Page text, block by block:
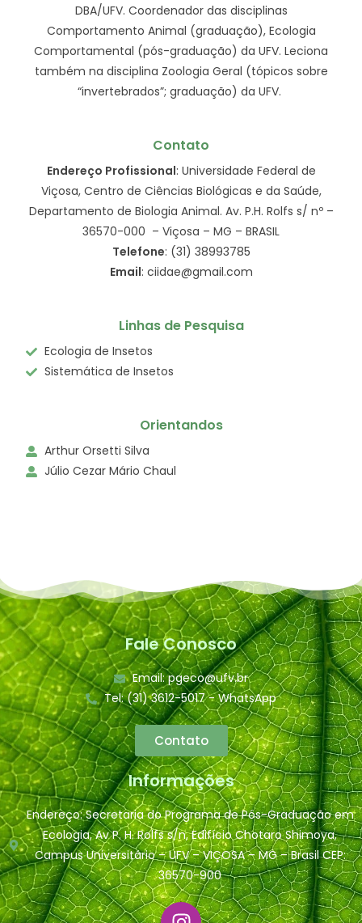
DBA/UFV. Coordenador das disciplinas
Comportamento Animal (graduação), Ecologia
Comportamental (pós-graduação) da UFV. Leciona
também na disciplina Zoologia Geral (tópicos sobre
“invertebrados”; graduação) da UFV.
Contato
Endereço Profissional: Universidade Federal de
Viçosa, Centro de Ciências Biológicas e da Saúde,
Departamento de Biologia Animal. Av. P.H. Rolfs s/ nº –
36570-000 – Viçosa – MG – BRASIL
Telefone: (31) 38993785
Email: ciidae@gmail.com
Linhas de Pesquisa
Ecologia de Insetos
Sistemática de Insetos
Orientandos
Arthur Orsetti Silva
Júlio Cezar Mário Chaul
Fale Conosco
Email: pgeco@ufv.br
Tel: (31) 3612-5017 - WhatsApp
Contato
Informações
Endereço: Secretaria do Programa de Pós-Graduação em
Ecologia, Av P. H. Rolfs s/n, Edifício Chotaro Shimoya,
Campus Universitário – UFV – VIÇOSA – MG – Brasil CEP:
36570-900